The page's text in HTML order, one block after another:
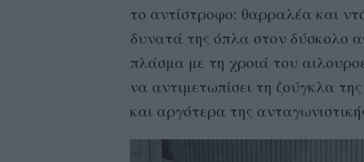
το αντίστροφο: θαρραλέα και
δυνατά της όπλα στον δύσκολο
πλάσμα με τη χροιά του
να αντιμετωπίσει τη ζούγκλα
και αργότερα της